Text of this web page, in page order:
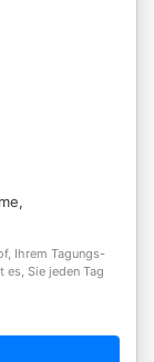
Ihrem Tagungs-
es, Sie jeden Tag